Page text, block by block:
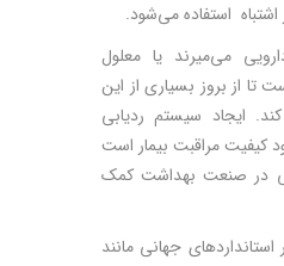
استفاده می‌شود.
می‌میرند یا معلول
از بروز بسیاری از این
ایجاد سیستم ردیابی
کیفیت مراقبت بیمار است
در صنعت بهداشت کمک
جهانی مانند